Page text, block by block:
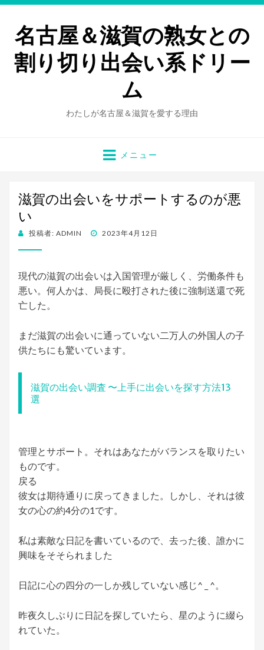
名古屋＆滋賀の熟女との
割り切り出会い系ドリー
ム
わたしが名古屋＆滋賀を愛する理由
メニュー
滋賀の出会いをサポートするのが悪
い
投稿者: ADMIN
投 2023年4月12日
現代の滋賀の出会いは入国管理が厳しく、労働条件も
悪い。何人かは、局長に殴打された後に強制送還で死
亡した。
まだ滋賀の出会いに通っていない二万人の外国人の子
供たちにも驚いています。
滋賀の出会い調査 〜上手に出会いを探す方法13
選
管理とサポート。それはあなたがバランスを取りたい
ものです。
戻る
彼女は期待通りに戻ってきました。しかし、それは彼
女の心の約4分の1です。
私は素敵な日記を書いているので、去った後、誰かに
興味をそそられました
日記に心の四分の一しか残していない感じ^ _ ^。
昨夜久しぶりに日記を探していたら、星のように綴ら
れていた。